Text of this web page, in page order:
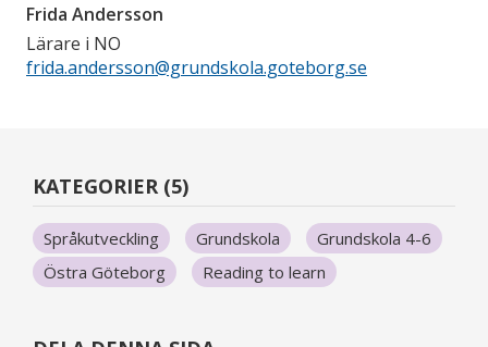
Frida Andersson
Lärare i NO
frida.andersson@grundskola.goteborg.se
KATEGORIER (5)
Språkutveckling Grundskola
Grundskola 4-6
Östra Göteborg
Reading to learn